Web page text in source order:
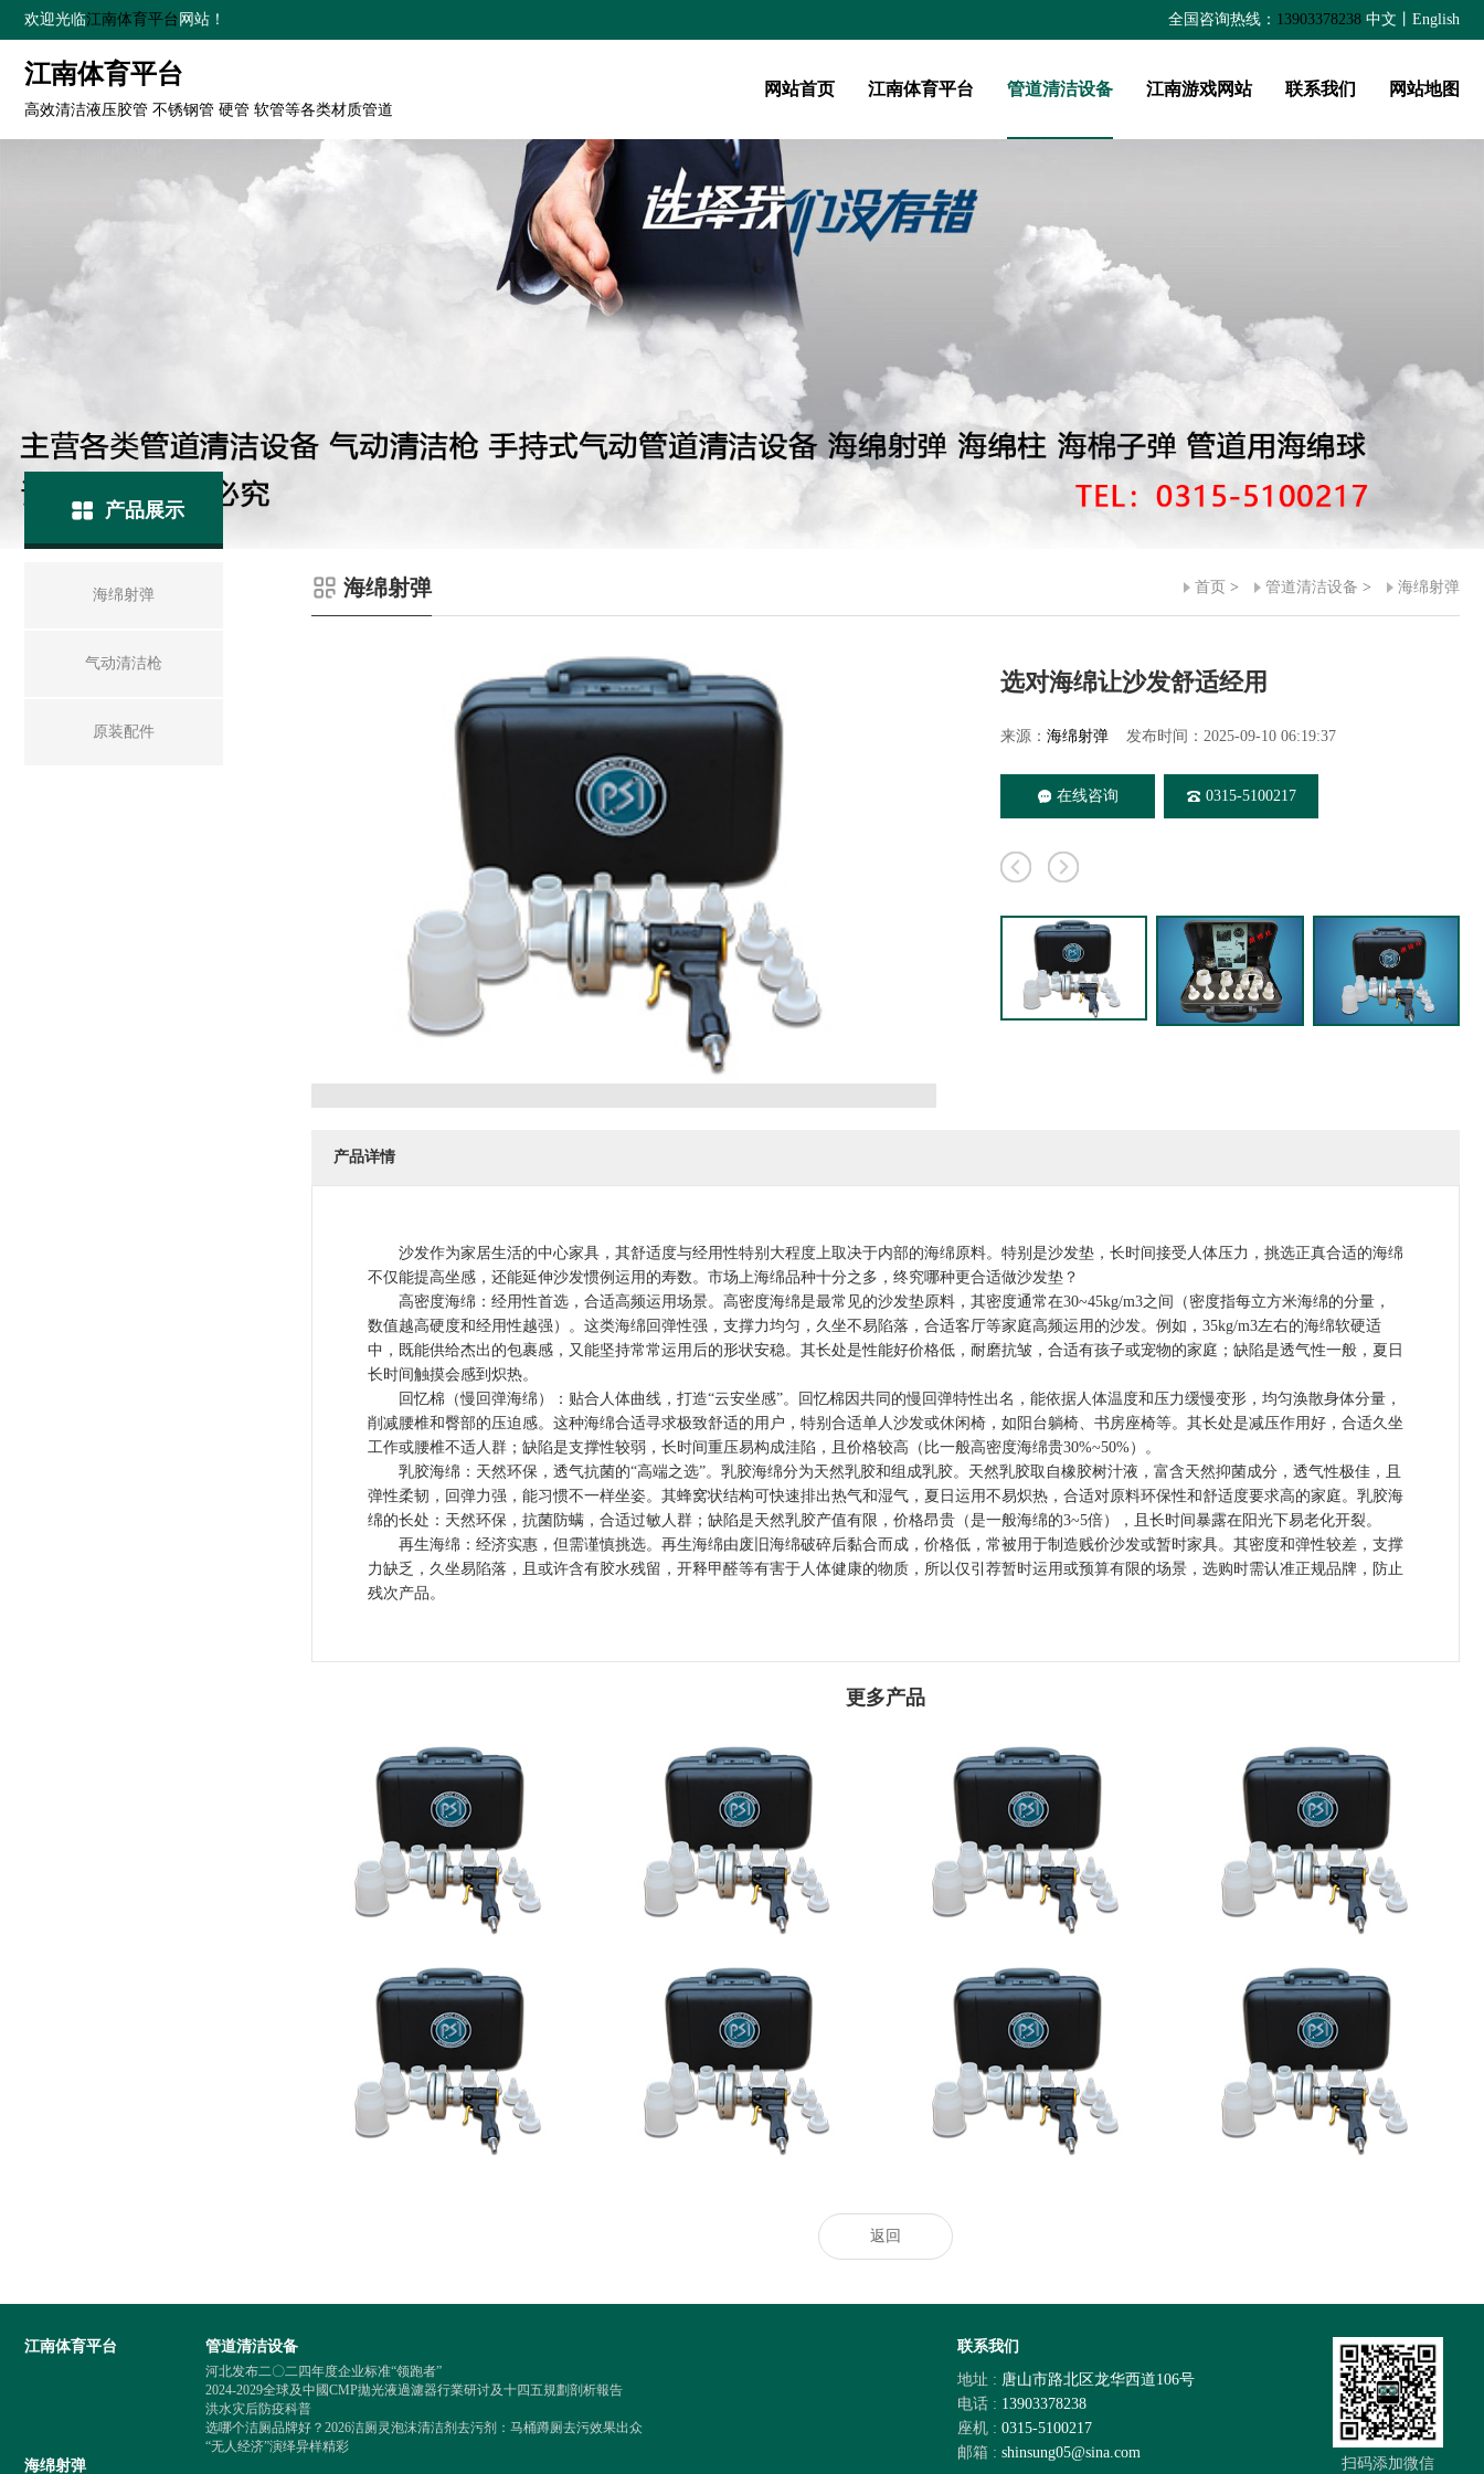
欢迎光临江南体育平台 网站！ 全国咨询热线： 13903378238 中文 English
江南体育平台
高效清洁液压胶管 不锈钢管 硬管 软管等各类材质管道
网站首页 江南体育平台 管道清洁设备 江南游戏网站 联系我们 网站地图
产品展示
海绵射弹
气动清洁枪
原装配件
海绵射弹 首页 > 管道清洁设备 > 海绵射弹
选对海绵让沙发舒适经用
来源： 海绵射弹 发布时间：2025-09-10 06:19:37
在线咨询 0315-5100217
产品详情
沙发作为家居生活的中心家具，其舒适度与经用性特别大程度上取决于内部的海绵原料。特别是沙发垫，长时间接受人体压力，挑选正真合适的海绵
不仅能提高坐感，还能延伸沙发惯例运用的寿数。市场上海绵品种十分之多，终究哪种更合适做沙发垫？
高密度海绵：经用性首选，合适高频运用场景。高密度海绵是最常见的沙发垫原料，其密度通常在30~45kg/m3之间（密度指每立方米海绵的分量，
数值越高硬度和经用性越强）。这类海绵回弹性强，支撑力均匀，久坐不易陷落，合适客厅等家庭高频运用的沙发。例如，35kg/m3左右的海绵软硬适
中，既能供给杰出的包裹感，又能坚持常常运用后的形状安稳。其长处是性能好价格低，耐磨抗皱，合适有孩子或宠物的家庭；缺陷是透气性一般，夏日
长时间触摸会感到炽热。
回忆棉（慢回弹海绵）：贴合人体曲线，打造“云安坐感”。回忆棉因共同的慢回弹特性出名，能依据人体温度和压力缓慢变形，均匀涣散身体分量，
削减腰椎和臀部的压迫感。这种海绵合适寻求极致舒适的用户，特别合适单人沙发或休闲椅，如阳台躺椅、书房座椅等。其长处是减压作用好，合适久坐
工作或腰椎不适人群；缺陷是支撑性较弱，长时间重压易构成洼陷，且价格较高（比一般高密度海绵贵30%~50%）。
乳胶海绵：天然环保，透气抗菌的“高端之选”。乳胶海绵分为天然乳胶和组成乳胶。天然乳胶取自橡胶树汁液，富含天然抑菌成分，透气性极佳，且
弹性柔韧，回弹力强，能习惯不一样坐姿。其蜂窝状结构可快速排出热气和湿气，夏日运用不易炽热，合适对原料环保性和舒适度要求高的家庭。乳胶海
绵的长处：天然环保，抗菌防螨，合适过敏人群；缺陷是天然乳胶产值有限，价格昂贵（是一般海绵的3~5倍），且长时间暴露在阳光下易老化开裂。
再生海绵：经济实惠，但需谨慎挑选。再生海绵由废旧海绵破碎后黏合而成，价格低，常被用于制造贱价沙发或暂时家具。其密度和弹性较差，支撑
力缺乏，久坐易陷落，且或许含有胶水残留，开释甲醛等有害于人体健康的物质，所以仅引荐暂时运用或预算有限的场景，选购时需认准正规品牌，防止
残次产品。
更多产品
河北发布二〇二四年度企业标准“领跑者”
2024-2029全球及中國CMP拋光液過濾器
行業研讨及十四五規劃剖析報告
洪水灾后防疫科普
选哪个洁厕品牌好？2026洁厕灵泡沫清洁
剂去污剂：马桶蹲厕去污效果出众
“无人经济”演绎异样精彩
热门推荐_空调_空气净化器_智慧空净频
道_天极网
奥克股份：与韩国达善确定联合开发合作
意向
天极网_专业IT门户
返回
江南体育平台 管道清洁设备
河北发布二〇二四年度企业标准“领跑者”
2024-2029全球及中國CMP拋光液過濾器行業研讨及十四五規劃剖析報告
洪水灾后防疫科普
选哪个洁厕品牌好？2026洁厕灵泡沫清洁剂去污剂：马桶蹲厕去污效果出众
“无人经济”演绎异样精彩
海绵射弹
联系我们
地址 : 唐山市路北区龙华西道106号
电话 : 13903378238
座机 : 0315-5100217
邮箱 : shinsung05@sina.com
扫码添加微信